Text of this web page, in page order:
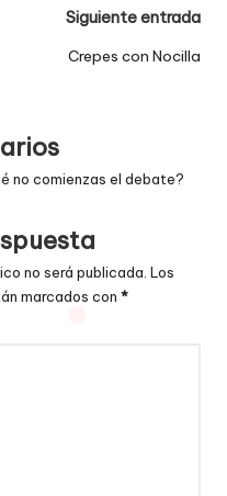
Siguiente entrada
Crepes con Nocilla
no comienzas el debate?
no será publicada. Los
marcados con *